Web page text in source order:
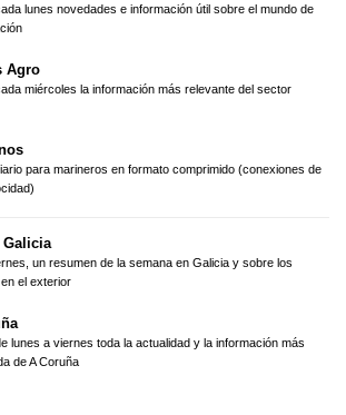
lunes novedades e información útil sobre el mundo de
Agro
miércoles la información más relevante del sector
para marineros en formato comprimido (conexiones de
un resumen de la semana en Galicia y sobre los
el exterior
lunes a viernes toda la actualidad y la información más
de A Coruña